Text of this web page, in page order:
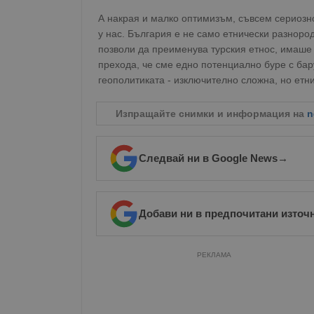
А накрая и малко оптимизъм, съвсем
у нас. България е не само етнически
позволи да преименува турския етнос,
прехода, че сме едно потенциално буре с
геополитиката - изключително сложна, но
Изпращайте снимки и информация на
Следвай ни в Google News→
Добави ни в предпочитани
РЕКЛАМА
Име